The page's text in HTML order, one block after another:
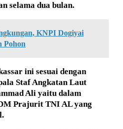
selama dua bulan.
KNPI Dogiyai
Pohon
ini sesuai dengan
Staf Angkatan Laut
Ali yaitu dalam
Prajurit TNI AL yang